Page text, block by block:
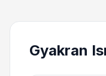
Gyakran